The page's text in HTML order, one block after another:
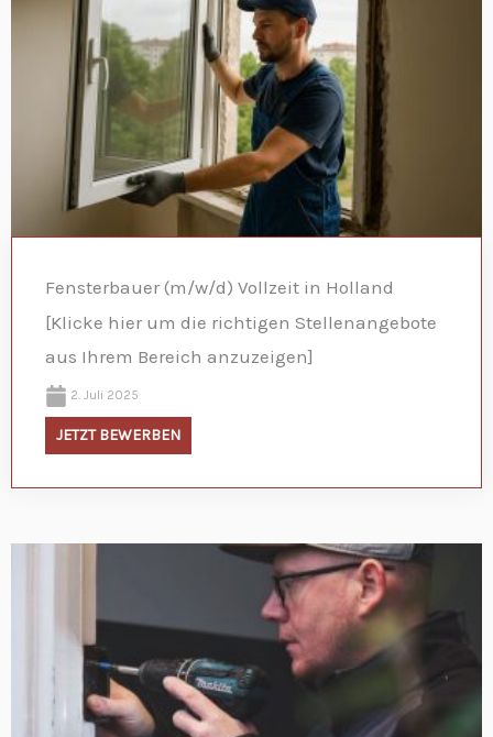
Fensterbauer (m/w/d) Vollzeit in Holland
[Klicke hier um die richtigen Stellenangebote
aus Ihrem Bereich anzuzeigen]
2. Juli 2025
JETZT BEWERBEN